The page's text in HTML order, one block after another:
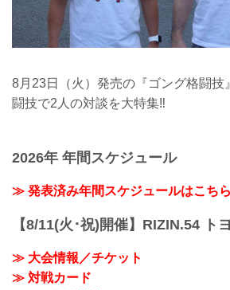
8月23日（火）発売の『ゴング格闘技
闘技で2人の対談を大特集‼︎
2026年 年間スケジュール
≫ 発表済み年間スケジュールはこちら
【8/11(火･祝)開催】RIZIN.54 ト
≫ 大会情報／チケット
≫ 対戦カード